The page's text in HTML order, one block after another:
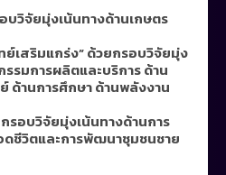
บวิจัยมุ่งเน้นทางด้านเกษตร
ย์เสริมแกร่ง” ด้วยกรอบวิจัยมุ่ง
รมการผลิตและบริการด้าน
ด้านการศึกษา ด้านพลังงาน
รอบวิจัยมุ่งเน้นทางด้านการ
ดชีวิตและการพัฒนาชุมชนชาย